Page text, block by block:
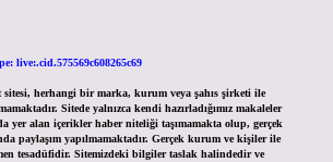
live:.cid.575569c608265c69
sitesi, herhangi bir marka, kurum veya şahıs şirketi ile
Sitede yalnızca kendi hazırladığımız makaleler
yer alan içerikler haber niteliği taşımamakta olup, gerçek
paylaşım yapılmamaktadır. Gerçek kurum ve kişiler ile
tesadüfidir. Sitemizdeki bilgiler taslak halindedir ve